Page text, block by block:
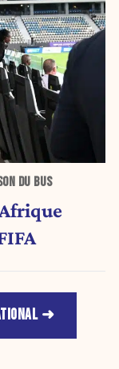
DU BUS